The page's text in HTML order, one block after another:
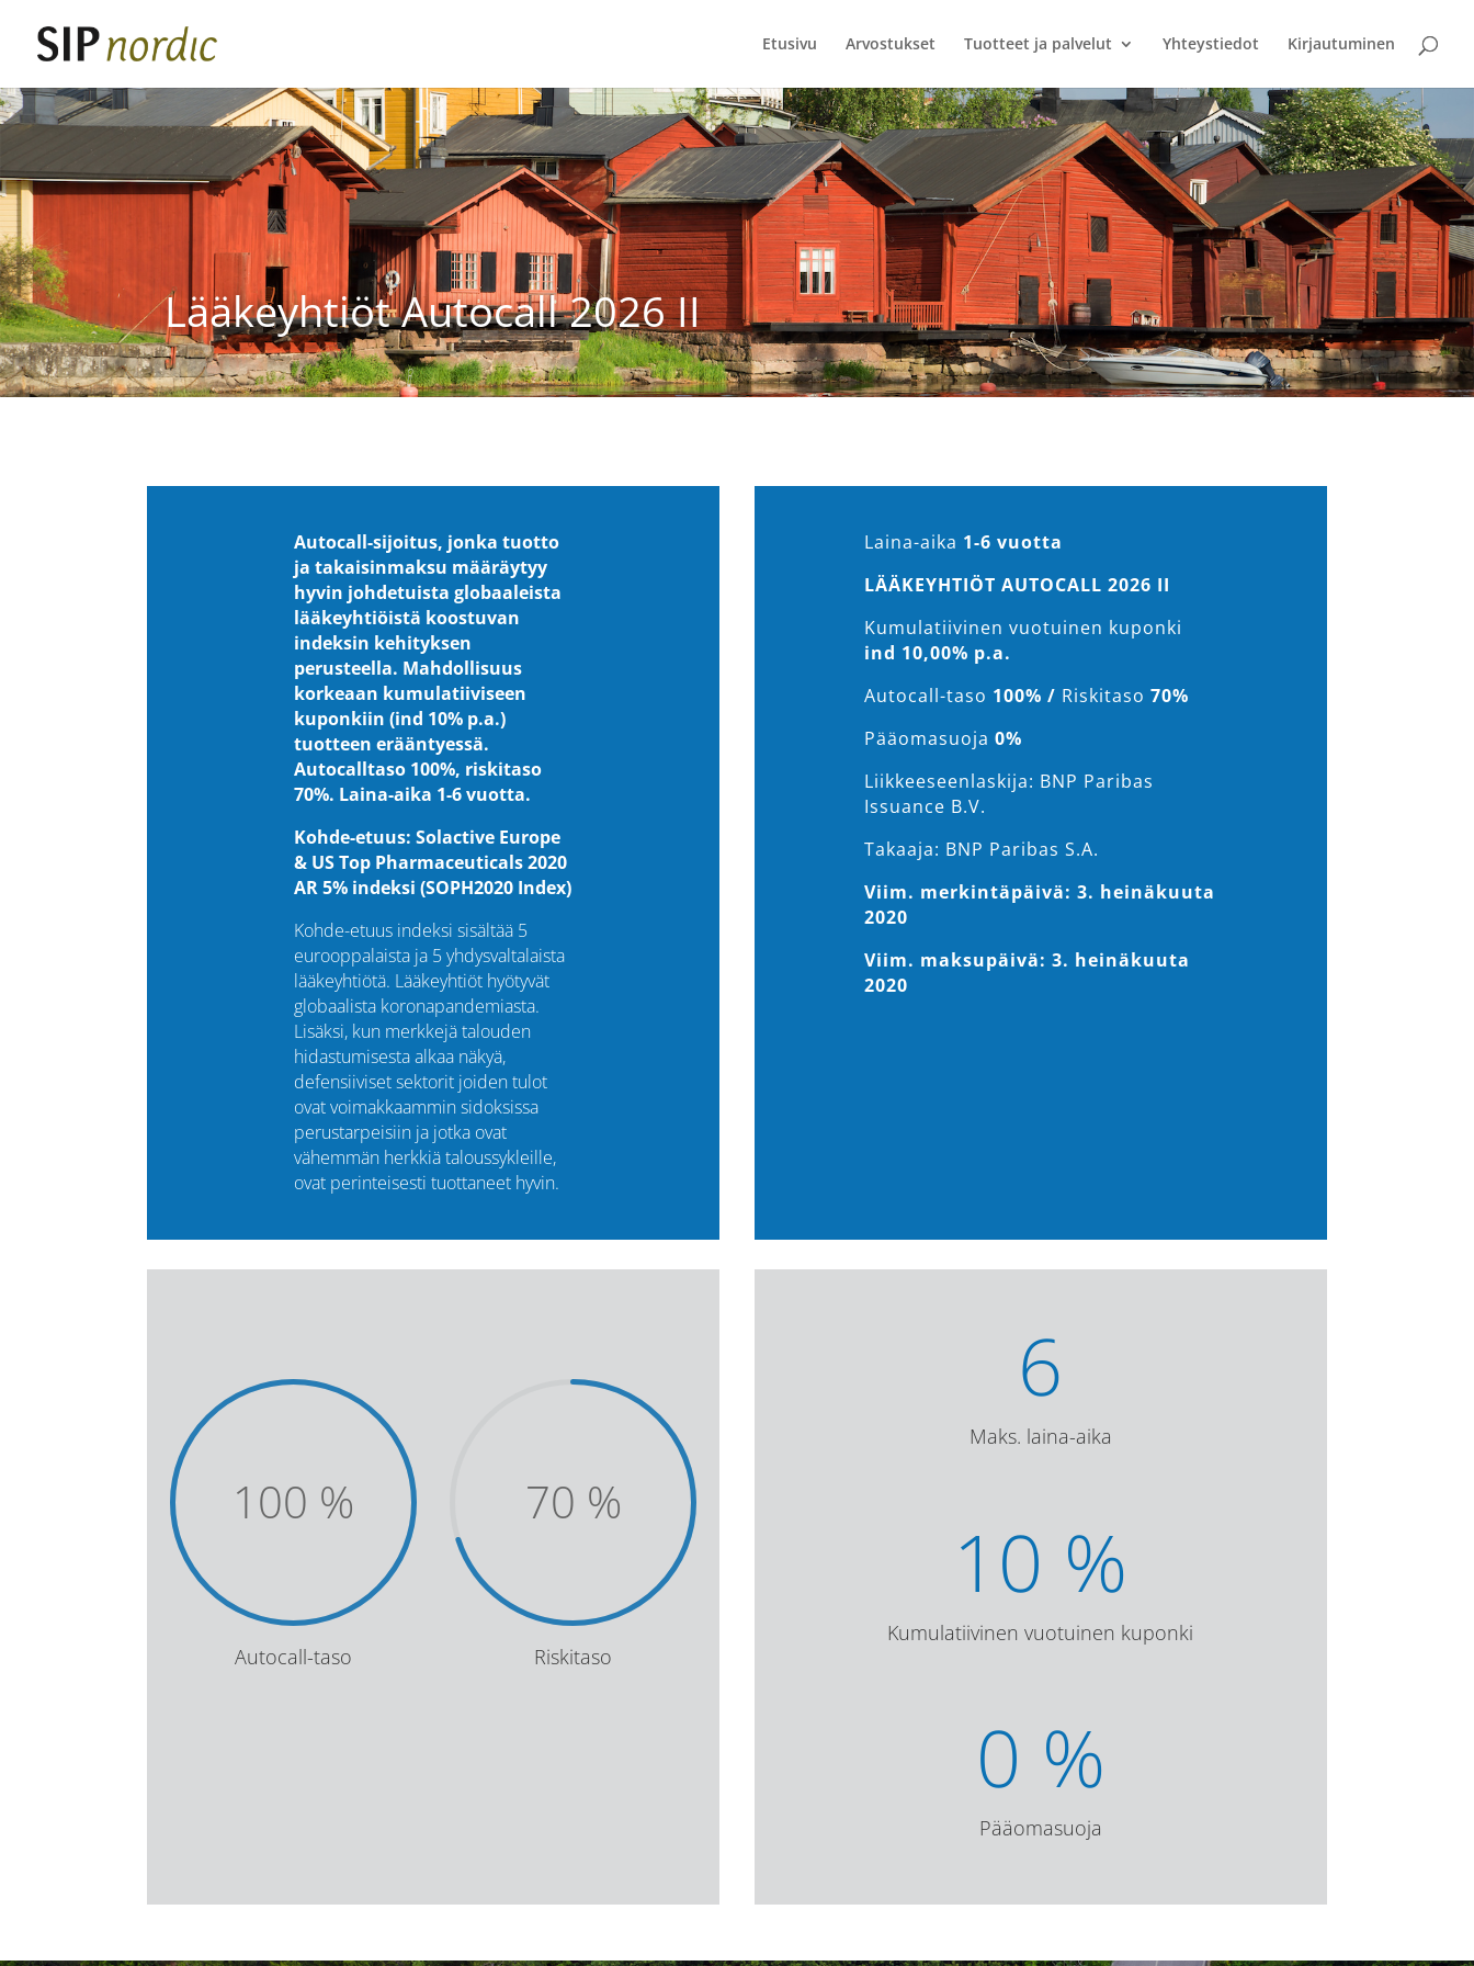
Etusivu Arvostukset Tuotteet ja palvelut Yhteystiedot Kirjautuminen
Lääkeyhtiöt Autocall 2026 II
Autocall-sijoitus, jonka tuotto
ja takaisinmaksu määräytyy
hyvin johdetuista globaaleista
lääkeyhtiöistä koostuvan
indeksin kehityksen
perusteella. Mahdollisuus
korkeaan kumulatiiviseen
kuponkiin (ind 10% p.a.)
tuotteen erääntyessä.
Autocalltaso 100%, riskitaso
70%. Laina-aika 1-6 vuotta.
Kohde-etuus: Solactive Europe
& US Top Pharmaceuticals 2020
AR 5% indeksi (SOPH2020 Index)
Kohde-etuus indeksi sisältää 5
eurooppalaista ja 5 yhdysvaltalaista
lääkeyhtiötä. Lääkeyhtiöt hyötyvät
globaalista koronapandemiasta.
Lisäksi, kun merkkejä talouden
hidastumisesta alkaa näkyä,
defensiiviset sektorit joiden tulot
ovat voimakkaammin sidoksissa
perustarpeisiin ja jotka ovat
vähemmän herkkiä taloussykleille,
ovat perinteisesti tuottaneet hyvin.
Laina-aika 1-6 vuotta
LÄÄKEYHTIÖT AUTOCALL 2026 II
Kumulatiivinen vuotuinen kuponki
ind 10,00% p.a.
Autocall-taso 100% / Riskitaso 70%
Pääomasuoja 0%
Liikkeeseenlaskija: BNP Paribas
Issuance B.V.
Takaaja: BNP Paribas S.A.
Viim. merkintäpäivä: 3. heinäkuuta
2020
Viim. maksupäivä: 3. heinäkuuta
2020
100 %
Autocall-taso
70 %
Riskitaso
6
Maks. laina-aika
10 %
Kumulatiivinen vuotuinen kuponki
0 %
Pääomasuoja